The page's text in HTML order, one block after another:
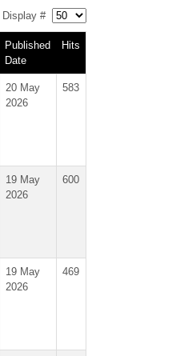
Display #
Published
Date
Hits
20 May
2026
583
19 May
2026
600
19 May
2026
469